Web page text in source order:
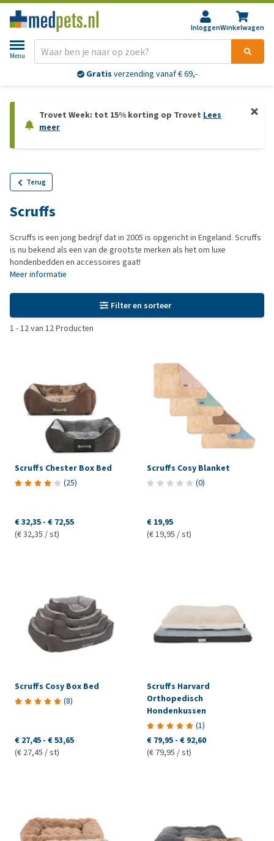
InloggenWinkelwagen
Menu
Gratis verzending vanaf € 69,-
Trovet Week: tot 15% korting op Trovet Lees
meer
Terug
Scruffs
Scruffs is een jong bedrijf dat in 2005 is opgericht in Engeland. Scruffs
is nu bekend als een van de grootste merken als het om luxe
hondenbedden en accessoires gaat!
Meer informatie
Filter en sorteer
1 -12van 12Producten
Scruffs Chester Box Bed
(25)
€ 32,35 - € 72,55
(€ 32,35 / st)
Scruffs Cosy Blanket
(0)
€ 19,95
(€ 19,95 / st)
Scruffs Cosy Box Bed
(8)
€ 27,45 - € 53,65
(€ 27,45 / st)
Scruffs Harvard
Orthopedisch
Hondenkussen
(1)
€ 79,95 - € 92,60
(€ 79,95 / st)